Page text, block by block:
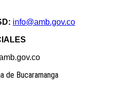
info@amb.gov.co